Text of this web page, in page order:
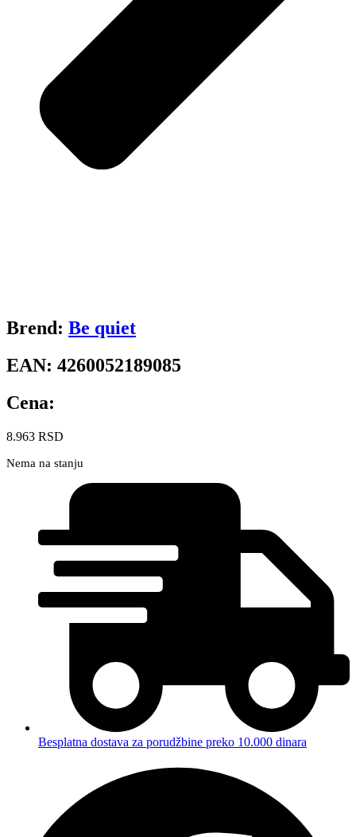
Brend: Be quiet
EAN: 4260052189085
Cena:
8.963 RSD
Nema na stanju
Besplatna dostava za porudžbine preko 10.000 dinara